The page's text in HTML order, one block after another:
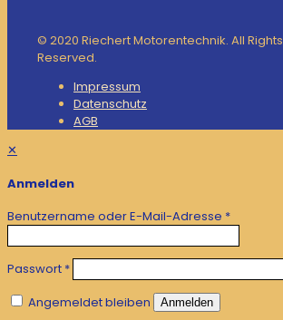
© 2020 Riechert Motorentechnik. All Rights
Reserved.
Impressum
Datenschutz
AGB
✕
Anmelden
Benutzername oder E-Mail-Adresse *
Passwort *
Angemeldet bleiben
Anmelden